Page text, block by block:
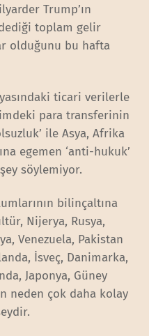
Trump’ın
toplam gelir
olduğunu bu hafta
ticari verilerle
para transferinin
ile Asya, Afrika
egemen ‘anti-hukuk’
söylemiyor.
bilinçaltına
Nijerya, Rusya,
Venezuela, Pakistan
İsveç, Danimarka,
Japonya, Güney
neden çok daha kolay